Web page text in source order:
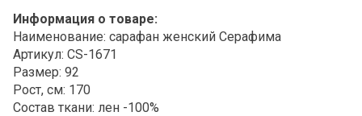
Информация о товаре:
Наименование: сарафан женский Серафима
Артикул: CS-1671
Размер: 92
Рост, см: 170
Состав ткани: лен -100%